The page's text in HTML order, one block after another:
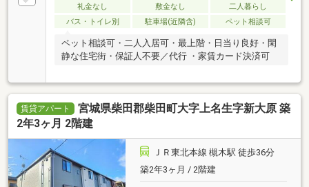
礼金なし 敷金なし
二人暮らし
バス・トイレ別
駐車場(近隣含) ペット相談可
ペット相談可・二人入居可・最上階・日当り良好・閑
静な住宅街・保証人不要／代行 ・家賃カード決済可
賃貸アパート
宮城県柴田郡柴田町大字上名生字新大原 築
2年3ヶ月 2階建
ＪＲ東北本線 槻木駅 徒歩36分
築2年3ヶ月 / 2階建